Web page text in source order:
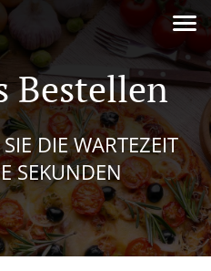
Bestellen
DIE WARTEZEIT
SEKUNDEN